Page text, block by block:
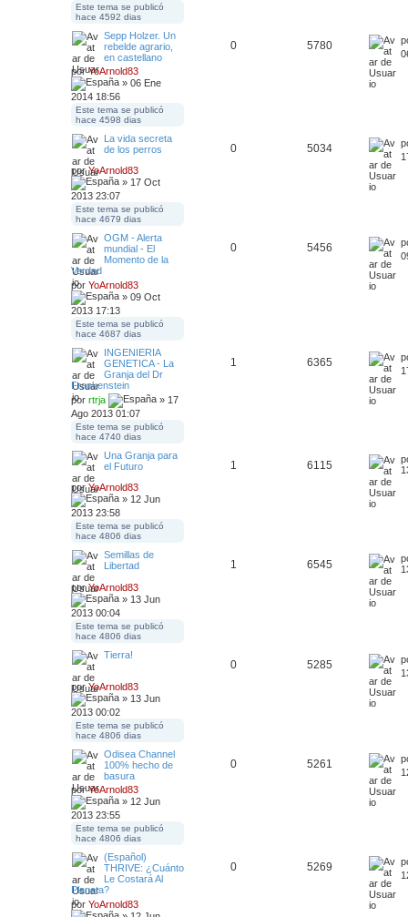
Este tema se publicó
hace 4592 dias
Sepp Holzer. Un
rebelde agrario,
en castellano
porYoArnold83
» 06 Ene
2014 18:56
Este tema se publicó
hace 4598 dias
0 5780
La vida secreta
de los perros
porYoArnold83
» 17 Oct
2013 23:07
Este tema se publicó
hace 4679 dias
0 5034
OGM - Alerta
mundial - El
Momento de la
Verdad
por YoArnold83
» 09 Oct
2013 17:13
Este tema se publicó
hace 4687 dias
0 5456
INGENIERIA
GENETICA - La
Granja del Dr
Frankenstein
por rtrja
» 17
Ago 2013 01:07
Este tema se publicó
hace 4740 dias
1 6365
Una Granja para
el Futuro
porYoArnold83
» 12 Jun
2013 23:58
Este tema se publicó
hace 4806 dias
1 6115
Semillas de
Libertad
porYoArnold83
» 13 Jun
2013 00:04
Este tema se publicó
hace 4806 dias
1 6545
Tierra!
porYoArnold83
» 13 Jun
2013 00:02
Este tema se publicó
hace 4806 dias
0 5285
Odisea Channel
100% hecho de
basura
porYoArnold83
» 12 Jun
2013 23:55
Este tema se publicó
hace 4806 dias
0 5261
(Español)
THRIVE: ¿Cuánto
Le Costará Al
Planeta?
por YoArnold83
0 5269